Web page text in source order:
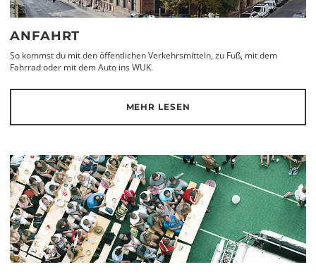
ANFAHRT
So kommst du mit den öffentlichen Verkehrsmitteln, zu Fuß, mit dem
Fahrrad oder mit dem Auto ins WUK.
MEHR LESEN